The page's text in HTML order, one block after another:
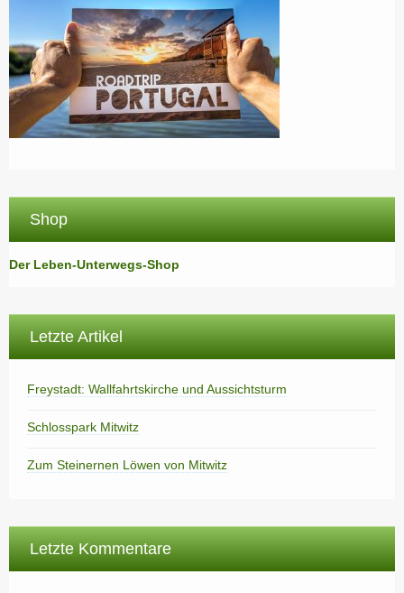
Shop
Der Leben-Unterwegs-Shop
Letzte Artikel
Freystadt: Wallfahrtskirche und Aussichtsturm
Schlosspark Mitwitz
Zum Steinernen Löwen von Mitwitz
Letzte Kommentare